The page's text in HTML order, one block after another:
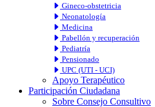
Gineco-obstetricia
Neonatología
Medicina
Pabellón y recuperación
Pediatría
Pensionado
UPC (UTI - UCI)
Apoyo Terapéutico
Participación Ciudadana
Sobre Consejo Consultivo